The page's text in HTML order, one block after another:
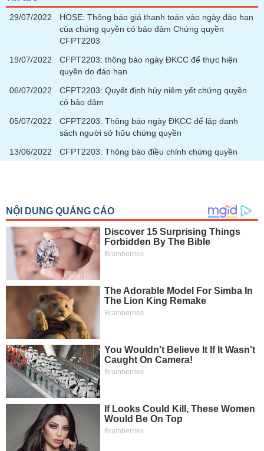
29/07/2022
HOSE: Thông báo giá thanh toán vào ngày đáo hạn
của chứng quyền có bảo đảm Chứng quyền
CFPT2203
19/07/2022
CFPT2203: thông báo ngày ĐKCC để thực hiện
quyền do đáo hạn
06/07/2022
CFPT2203: Quyết định hủy niêm yết chứng quyền
có bảo đảm
05/07/2022
CFPT2203: Thông báo ngày ĐKCC để lập danh
sách người sở hữu chứng quyền
13/06/2022
CFPT2203: Thông báo điều chỉnh chứng quyền